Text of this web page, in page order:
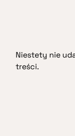
Niestety nie
treści.